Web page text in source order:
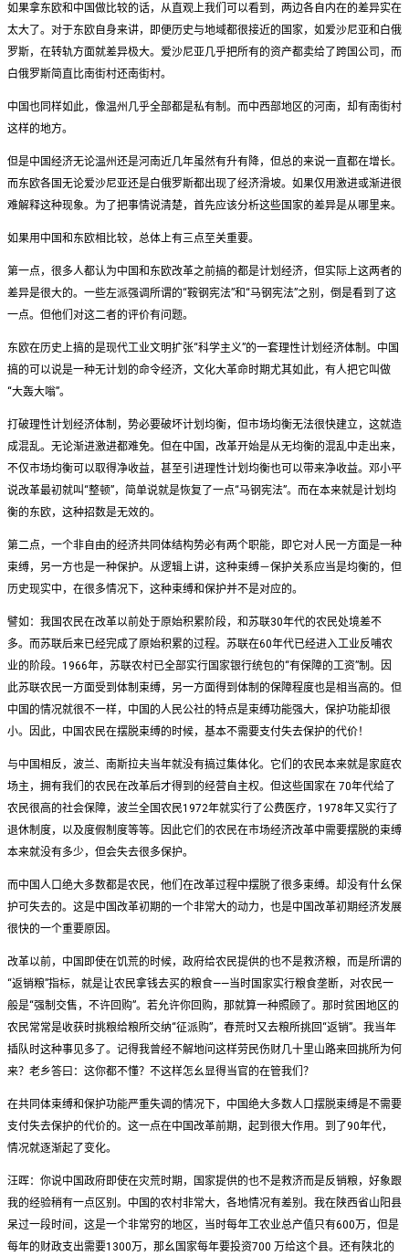
如果拿东欧和中国做比较的话，从直观上我们可以看到，两边各自内在的差异实在
太大了。对于东欧自身来讲，即便历史与地域都很接近的国家，如爱沙尼亚和白俄
罗斯，在转轨方面就差异极大。爱沙尼亚几乎把所有的资产都卖给了跨国公司，而
白俄罗斯简直比南街村还南街村。
中国也同样如此，像温州几乎全部都是私有制。而中西部地区的河南，却有南街村
这样的地方。
但是中国经济无论温州还是河南近几年虽然有升有降，但总的来说一直都在增长。
而东欧各国无论爱沙尼亚还是白俄罗斯都出现了经济滑坡。如果仅用激进或渐进很
难解释这种现象。为了把事情说清楚，首先应该分析这些国家的差异是从哪里来。
如果用中国和东欧相比较，总体上有三点至关重要。
第一点，很多人都认为中国和东欧改革之前搞的都是计划经济，但实际上这两者的
差异是很大的。一些左派强调所谓的“鞍钢宪法”和“马钢宪法”之别，倒是看到了这
一点。但他们对这二者的评价有问题。
东欧在历史上搞的是现代工业文明扩张“科学主义”的一套理性计划经济体制。中国
搞的可以说是一种无计划的命令经济，文化大革命时期尤其如此，有人把它叫做
“大轰大嗡”。
打破理性计划经济体制，势必要破坏计划均衡，但市场均衡无法很快建立，这就造
成混乱。无论渐进激进都难免。但在中国，改革开始是从无均衡的混乱中走出来，
不仅市场均衡可以取得净收益，甚至引进理性计划均衡也可以带来净收益。邓小平
说改革最初就叫“整顿”，简单说就是恢复了一点“马钢宪法”。而在本来就是计划均
衡的东欧，这种招数是无效的。
第二点，一个非自由的经济共同体结构势必有两个职能，即它对人民一方面是一种
束缚，另一方也是一种保护。从逻辑上讲，这种束缚－保护关系应当是均衡的，但
历史现实中，在很多情况下，这种束缚和保护并不是对应的。
譬如：我国农民在改革以前处于原始积累阶段，和苏联30年代的农民处境差不
多。而苏联后来已经完成了原始积累的过程。苏联在60年代已经进入工业反哺农
业的阶段。1966年，苏联农村已全部实行国家银行统包的“有保障的工资”制。因
此苏联农民一方面受到体制束缚，另一方面得到体制的保障程度也是相当高的。但
中国的情况就很不一样，中国的人民公社的特点是束缚功能强大，保护功能却很
小。因此，中国农民在摆脱束缚的时候，基本不需要支付失去保护的代价！
与中国相反，波兰、南斯拉夫当年就没有搞过集体化。它们的农民本来就是家庭农
场主，拥有我们的农民在改革后才得到的经营自主权。但这些国家在 70年代给了
农民很高的社会保障，波兰全国农民1972年就实行了公费医疗，1978年又实行了
退休制度，以及度假制度等等。因此它们的农民在市场经济改革中需要摆脱的束缚
本来就没有多少，但会失去很多保护。
而中国人口绝大多数都是农民，他们在改革过程中摆脱了很多束缚。却没有什幺保
护可失去的。这是中国改革初期的一个非常大的动力，也是中国改革初期经济发展
很快的一个重要原因。
改革以前，中国即使在饥荒的时候，政府给农民提供的也不是救济粮，而是所谓的
“返销粮”指标，就是让农民拿钱去买的粮食——当时国家实行粮食垄断，对农民一
般是“强制交售，不许回购”。若允许你回购，那就算一种照顾了。那时贫困地区的
农民常常是收获时挑粮给粮所交纳“征派购”，春荒时又去粮所挑回“返销”。我当年
插队时这种事见多了。记得我曾经不解地问这样劳民伤财几十里山路来回挑所为何
来？老乡答曰：这你都不懂？不这样怎幺显得当官的在管我们？
在共同体束缚和保护功能严重失调的情况下，中国绝大多数人口摆脱束缚是不需要
支付失去保护的代价的。这一点在中国改革前期，起到很大作用。到了90年代，
情况就逐渐起了变化。
汪晖：你说中国政府即使在灾荒时期，国家提供的也不是救济而是反销粮，好象跟
我的经验稍有一点区别。中国的农村非常大，各地情况有差别。我在陕西省山阳县
呆过一段时间，这是一个非常穷的地区，当时每年工农业总产值只有600万，但是
每年的财政支出需要1300万，那幺国家每年要投资700 万给这个县。还有陕北的